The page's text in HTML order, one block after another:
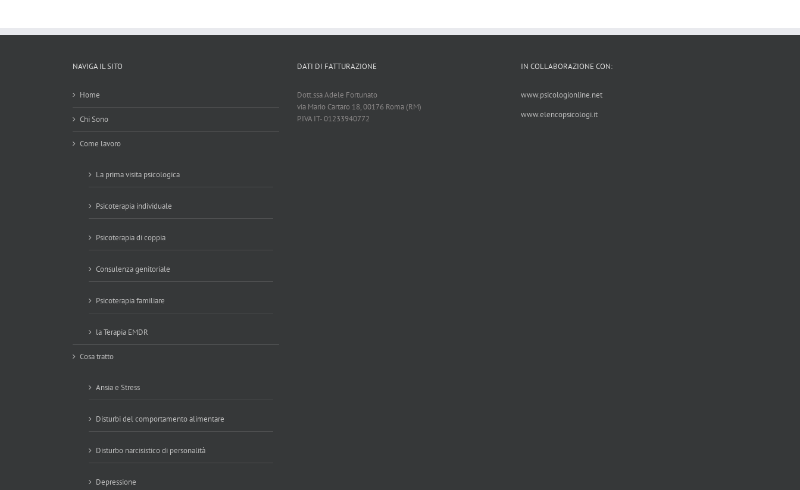
NAVIGA IL SITO
Home
Chi Sono
Come lavoro
La prima visita psicologica
Psicoterapia individuale
Psicoterapia di coppia
Consulenza genitoriale
Psicoterapia familiare
la Terapia EMDR
Cosa tratto
Ansia e Stress
Disturbi del comportamento alimentare
Disturbo narcisistico di personalità
Depressione
DATI DI FATTURAZIONE
Dott.ssa Adele Fortunato
via Mario Cartaro 18, 00176 Roma (RM)
P.IVA IT- 01233940772
IN COLLABORAZIONE CON:
www.psicologionline.net
www.elencopsicologi.it